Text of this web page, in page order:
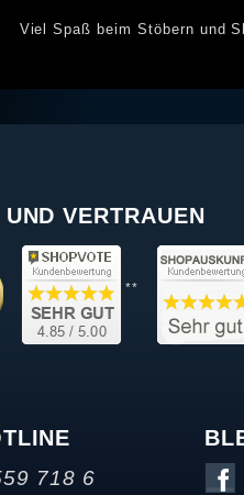
Viel Spaß beim Stöbern und
VERTRAUEN
**
718 6